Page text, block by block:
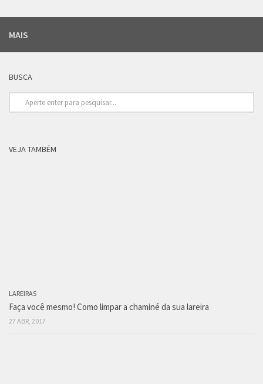
MAIS
BUSCA
VEJA TAMBÉM
LAREIRAS
Faça você mesmo! Como limpar a chaminé da sua lareira
27 ABR, 2017